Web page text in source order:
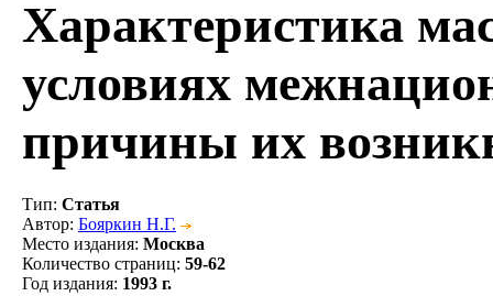
Характеристика
условиях
причины их
Тип: Статья
Автор: Бояркин Н.Г.
Место издания: Москва
Количество страниц: 59-62
Год издания: 1993 г.